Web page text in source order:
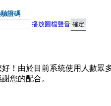
證碼
播放圖檔聲音
！由於目前系統使用人數眾
您的配合。